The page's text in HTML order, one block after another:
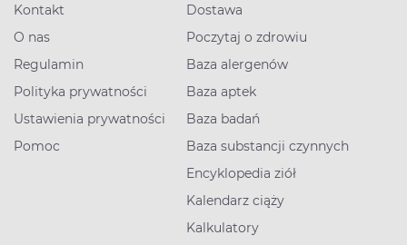
Kontakt
O nas
Regulamin
Polityka prywatności
Ustawienia prywatności
Pomoc
Dostawa
Poczytaj o zdrowiu
Baza alergenów
Baza aptek
Baza badań
Baza substancji czynnych
Encyklopedia ziół
Kalendarz ciąży
Kalkulatory